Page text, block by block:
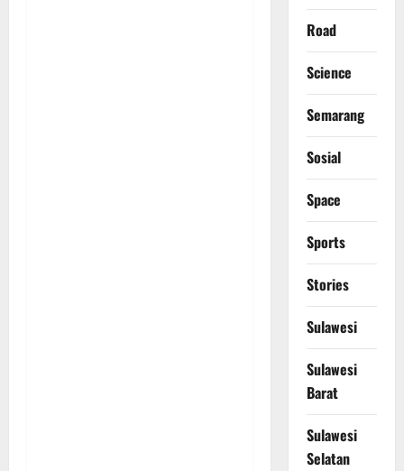
Road
Science
Semarang
Sosial
Space
Sports
Stories
Sulawesi
Sulawesi
Barat
Sulawesi
Selatan